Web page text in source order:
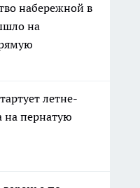
набережной в
на
летне-
на пернатую